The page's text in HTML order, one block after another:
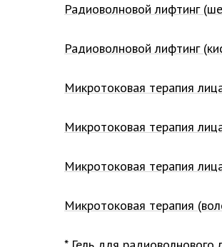
Радиоволновой лифтинг
Радиоволновой лифтинг
Микротоковая терапия
Микротоковая терапия
Микротоковая терапия
Микротоковая терапия